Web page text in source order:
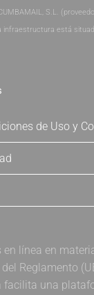
S.L.
infraestructura está
de Uso y
línea en
Reglamento
facilita una